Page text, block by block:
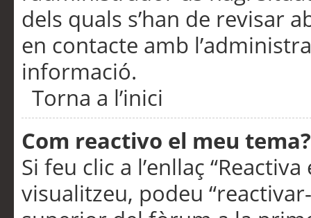
dels quals s’han de revisar
en contacte amb
informació.
Torna a l’inici
Com reactivo el meu tema?
Si feu clic a l’enllaç
visualitzeu, podeu